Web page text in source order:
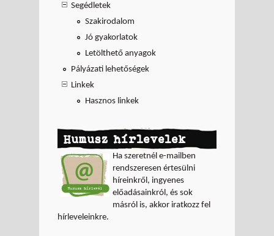
Segédletek
Szakirodalom
Jó gyakorlatok
Letölthető anyagok
Pályázati lehetőségek
Linkek
Hasznos linkek
Humusz hírlevelek
Ha szeretnél e-mailben
rendszeresen értesülni
híreinkről, ingyenes
előadásainkról, és sok
másról is, akkor iratkozz fel
hírleveleinkre.